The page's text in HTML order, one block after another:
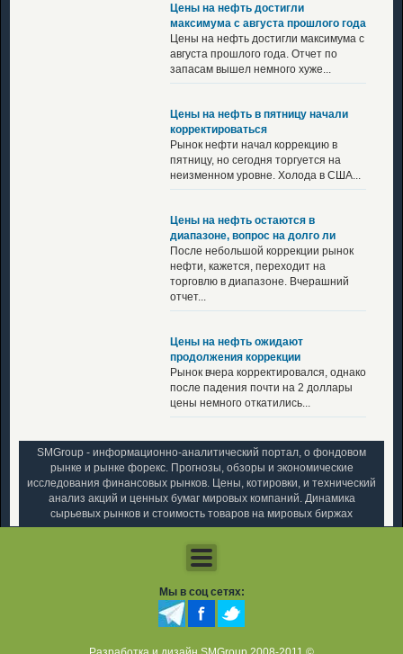
Цены на нефть достигли
максимума с августа прошлого года
Цены на нефть достигли максимума с
августа прошлого года. Отчет по
запасам вышел немного хуже...
Цены на нефть в пятницу начали
корректироваться
Рынок нефти начал коррекцию в
пятницу, но сегодня торгуется на
неизменном уровне. Холода в США...
Цены на нефть остаются в
диапазоне, вопрос на долго ли
После небольшой коррекции рынок
нефти, кажется, переходит на
торговлю в диапазоне. Вчерашний
отчет...
Цены на нефть ожидают
продолжения коррекции
Рынок вчера корректировался, однако
после падения почти на 2 доллары
цены немного откатились...
SMGroup - информационно-аналитический портал, о фондовом
рынке и рынке форекс. Прогнозы, обзоры и экономические
исследования финансовых рынков. Цены, котировки, и технический
анализ акций и ценных бумаг мировых компаний. Динамика
сырьевых рынков и стоимость товаров на мировых биржах
Мы в соц сетях: